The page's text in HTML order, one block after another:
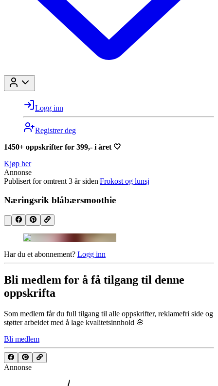
Logg inn
Registrer deg
1450+ oppskrifter for 399,- i året 🤍
Kjøp her
Annonse
Publisert for omtrent 3 år siden|Frokost og lunsj
Næringsrik blåbærsmoothie
Har du et abonnement? Logg inn
Bli medlem for å få tilgang til denne
oppskrifta
Som medlem får du full tilgang til alle oppskrifter, reklamefri side og
støtter arbeidet med å lage kvalitetsinnhold 🌸
Bli medlem
Annonse